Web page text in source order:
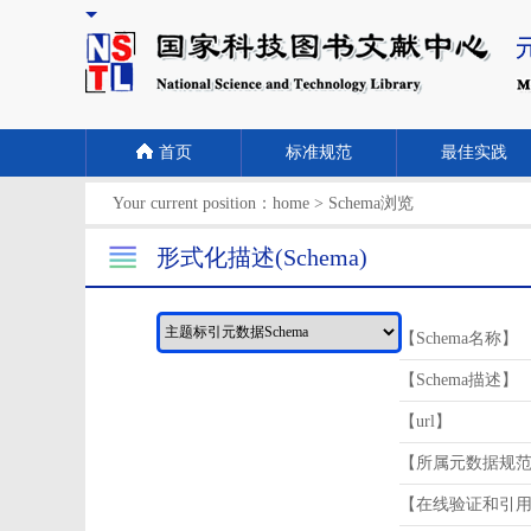
首页 标准规范 最佳实践
Your current position： home > Schema浏览
形式化描述(Schema)
【Schema名称】
【Schema描述】
【url】
【所属元数据规
【在线验证和引